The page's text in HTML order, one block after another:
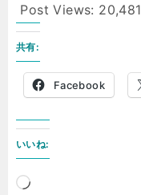
Post Views: 20,481
共有:
Facebook
いいね:
読